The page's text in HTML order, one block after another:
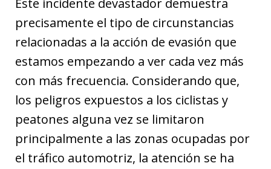
Este incidente devastador demuestra
precisamente el tipo de circunstancias
relacionadas a la acción de evasión que
estamos empezando a ver cada vez más
con más frecuencia. Considerando que,
los peligros expuestos a los ciclistas y
peatones alguna vez se limitaron
principalmente a las zonas ocupadas por
el tráfico automotriz, la atención se ha